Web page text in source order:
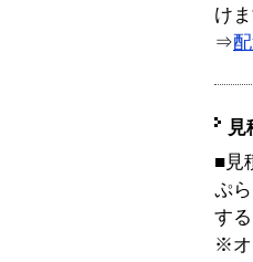
け
⇒
■見
ぷ
す
※オ